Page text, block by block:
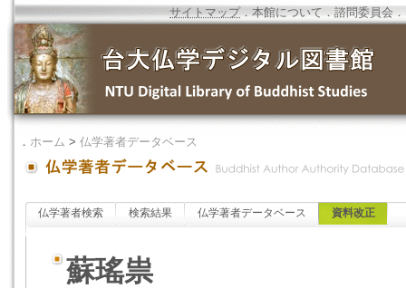
サイトマップ．本館について ．諮問委員会 ．
． ホーム > 仏学著者データベース
仏学著者検索 検索結果 仏学著者データベース 資料改正
蘇瑤祟